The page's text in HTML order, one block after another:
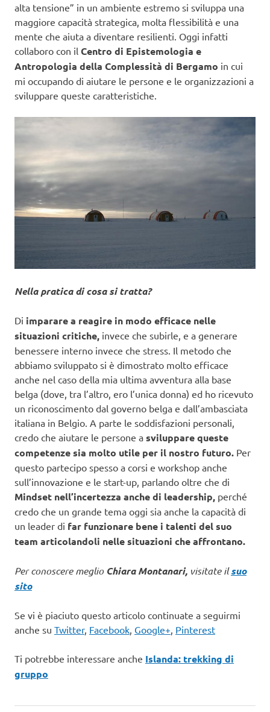
alta tensione” in un ambiente estremo si sviluppa una
maggiore capacità strategica, molta flessibilità e una
mente che aiuta a diventare resilienti. Oggi infatti
collaboro con il Centro di Epistemologia e
Antropologia della Complessità di Bergamo in cui
mi occupando di aiutare le persone e le organizzazioni a
sviluppare queste caratteristiche.
Nella pratica di cosa si tratta?
Di imparare a reagire in modo efficace nelle
situazioni critiche, invece che subirle, e a generare
benessere interno invece che stress. Il metodo che
abbiamo sviluppato si è dimostrato molto efficace
anche nel caso della mia ultima avventura alla base
belga (dove, tra l’altro, ero l’unica donna) ed ho ricevuto
un riconoscimento dal governo belga e dall’ambasciata
italiana in Belgio. A parte le soddisfazioni personali,
credo che aiutare le persone a sviluppare queste
competenze sia molto utile per il nostro futuro. Per
questo partecipo spesso a corsi e workshop anche
sull’innovazione e le start-up, parlando oltre che di
Mindset nell’incertezza anche di leadership, perché
credo che un grande tema oggi sia anche la capacità di
un leader di far funzionare bene i talenti del suo
team articolandoli nelle situazioni che affrontano.
Per conoscere meglio Chiara Montanari, visitate il suo
sito
Se vi è piaciuto questo articolo continuate a seguirmi
anche su Twitter, Facebook, Google+, Pinterest
Ti potrebbe interessare anche Islanda: trekking di
gruppo